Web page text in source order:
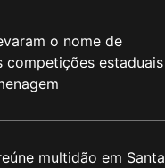
o nome de
competições estaduais
multidão em Santa